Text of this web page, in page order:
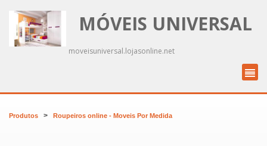
MÓVEIS UNIVERSAL
moveisuniversal.lojasonline.net
Produtos > Roupeiros online - Moveis Por Medida